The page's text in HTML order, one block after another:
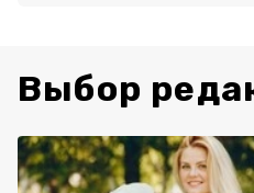
Выбор